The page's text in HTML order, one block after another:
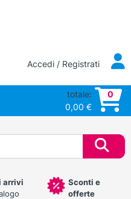
Accedi / Registrati
totale:
0,00 €
0
arrivi
Sconti e
offerte